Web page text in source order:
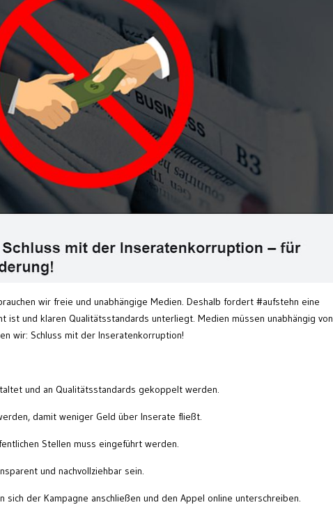
wir freie und unabhängige Medien. Deshalb fordert #aufstehn eine
ist und klaren Qualitätsstandards unterliegt. Medien müssen unabhängig von
wir: Schluss mit der Inseratenkorruption!
und an Qualitätsstandards gekoppelt werden.
damit weniger Geld über Inserate fließt.
Stellen muss eingeführt werden.
und nachvollziehbar sein.
sich der Kampagne anschließen und den Appel online unterschreiben.